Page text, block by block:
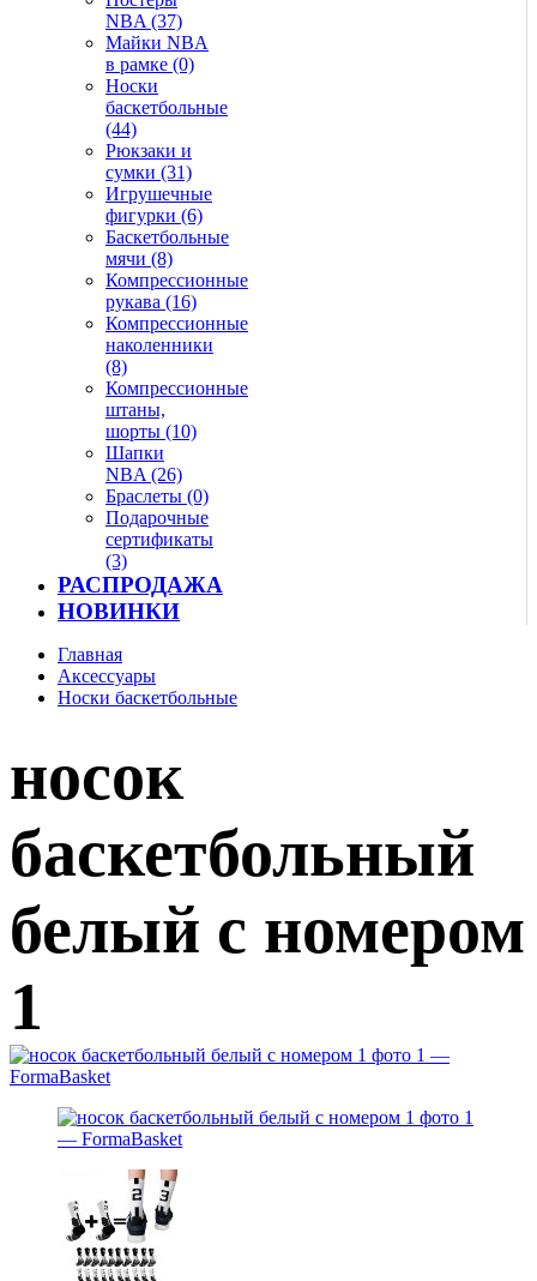
NBA (37)
Майки NBA
в рамке (0)
Носки
баскетбольные
(44)
Рюкзаки и
сумки (31)
Игрушечные
фигурки (6)
Баскетбольные
мячи (8)
Компрессионные
рукава (16)
Компрессионные
наколенники
(8)
Компрессионные
штаны,
шорты (10)
Шапки
NBA (26)
Браслеты (0)
Подарочные
сертификаты
(3)
РАСПРОДАЖА
НОВИНКИ
Главная
Аксессуары
Носки баскетбольные
носок
баскетбольный
белый с номером
1